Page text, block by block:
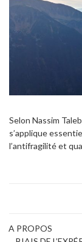
Selon Nassim
s’applique
l’antifragilité et
A PROPOS